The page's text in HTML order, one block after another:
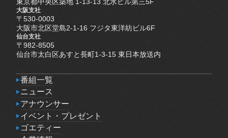
大阪支社
〒530-0003
大阪市北区堂島2-1-16 フジタ東洋紡ビル6F
仙台支社
〒982-8505
仙台市太白区あすと長町1-3-15 東日本放送内
番組一覧
番組一覧
ニュース
ニュース
アナウンサー
アナウンサー
イベント・プレゼント
イベント・プレゼント
ゴエティー